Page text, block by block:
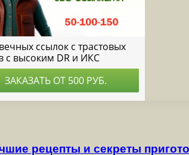
рецепты и секреты